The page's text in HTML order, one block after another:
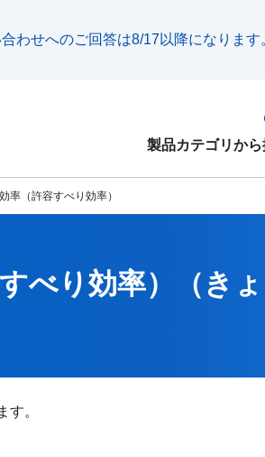
わせへのご回答は8/17以降になります
製品カテゴリか
率（許容すべり効率）
べり効率）
（き
。